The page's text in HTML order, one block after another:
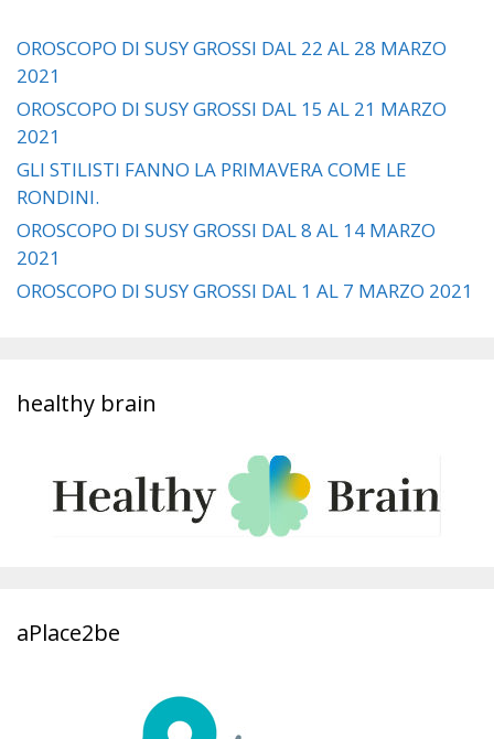
OROSCOPO DI SUSY GROSSI DAL 22 AL 28 MARZO
2021
OROSCOPO DI SUSY GROSSI DAL 15 AL 21 MARZO
2021
GLI STILISTI FANNO LA PRIMAVERA COME LE
RONDINI.
OROSCOPO DI SUSY GROSSI DAL 8 AL 14 MARZO
2021
OROSCOPO DI SUSY GROSSI DAL 1 AL 7 MARZO 2021
healthy brain
aPlace2be